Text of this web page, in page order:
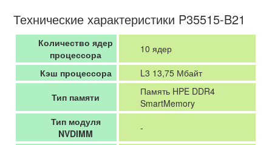
Технические характеристики P35515-B21
Количество ядер
процессора
10 ядер
Кэш процессора
L3 13,75 Мбайт
Тип памяти
Память HPE DDR4
SmartMemory
Тип модуля
NVDIMM
-